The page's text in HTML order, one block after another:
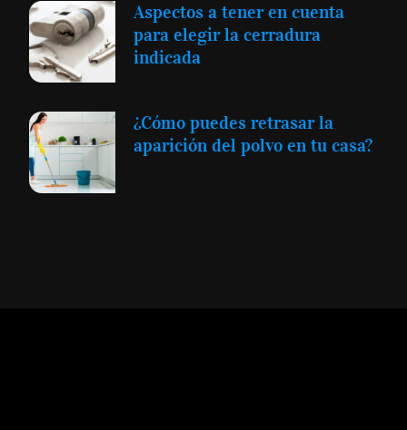
Aspectos a tener en cuenta
para elegir la cerradura
indicada
¿Cómo puedes retrasar la
aparición del polvo en tu casa?